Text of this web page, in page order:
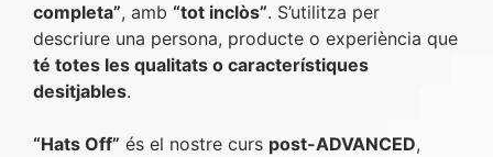
completa”, amb “tot inclòs”. S’utilitza per
descriure una persona, producte o experiència que
té totes les qualitats o característiques
desitjables.
“Hats Off” és el nostre curs post-ADVANCED,